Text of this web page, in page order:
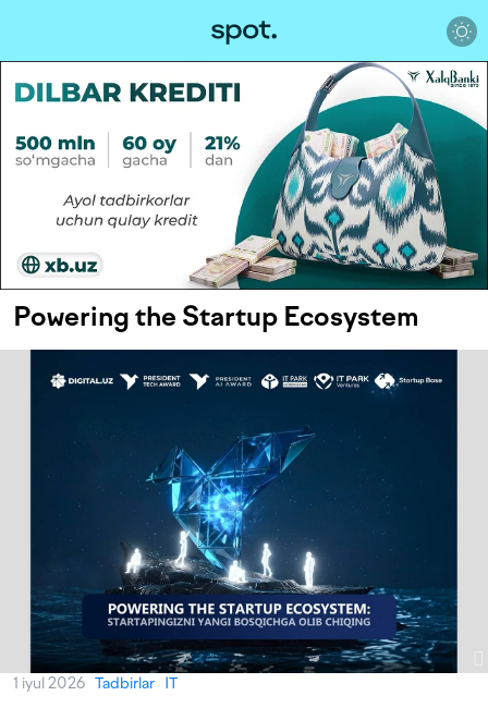
Powering the Startup Ecosystem
1 iyul 2026 Tadbirlar IT